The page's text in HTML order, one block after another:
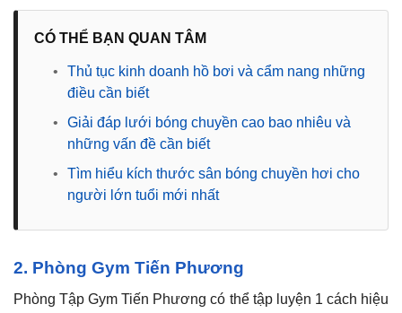
CÓ THỂ BẠN QUAN TÂM
•
Thủ tục kinh doanh hồ bơi và cẩm nang những
điều cần biết
•
Giải đáp lưới bóng chuyền cao bao nhiêu và
những vấn đề cần biết
•
Tìm hiểu kích thước sân bóng chuyền hơi cho
người lớn tuổi mới nhất
2. Phòng Gym Tiến Phương
Phòng Tập Gym Tiến Phương có thể tập luyện 1 cách hiệu